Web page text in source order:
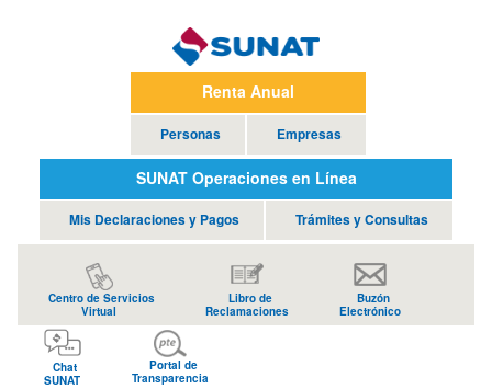
Renta Anual
Personas Empresas
SUNAT Operaciones en Línea
Mis Declaraciones y Pagos Trámites y Consultas
Centro de Servicios
Virtual
Libro de
Reclamaciones
Buzón
Electrónico
Chat
SUNAT
Portal de
Transparencia